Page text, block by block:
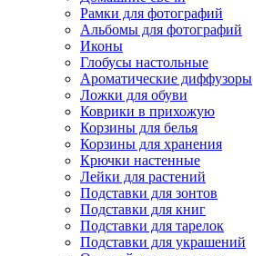
Рамки для фотографий
Альбомы для фотографий
Иконы
Глобусы настольные
Ароматические диффузоры
Ложки для обуви
Коврики в прихожую
Корзины для белья
Корзины для хранения
Крючки настенные
Лейки для растений
Подставки для зонтов
Подставки для книг
Подставки для тарелок
Подставки для украшений